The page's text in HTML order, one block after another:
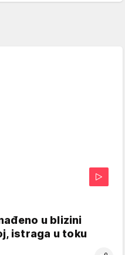
u blizini
istraga u toku